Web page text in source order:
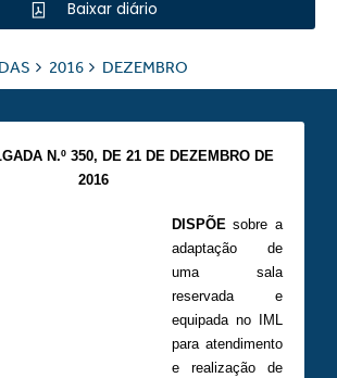
Baixar diário
2016 DEZEMBRO
N.º 350, DE 21 DE DEZEMBRO DE
2016
DISPÕEsobre a
adaptação de
uma sala
reservada e
equipada no IML
para atendimento
e realização de